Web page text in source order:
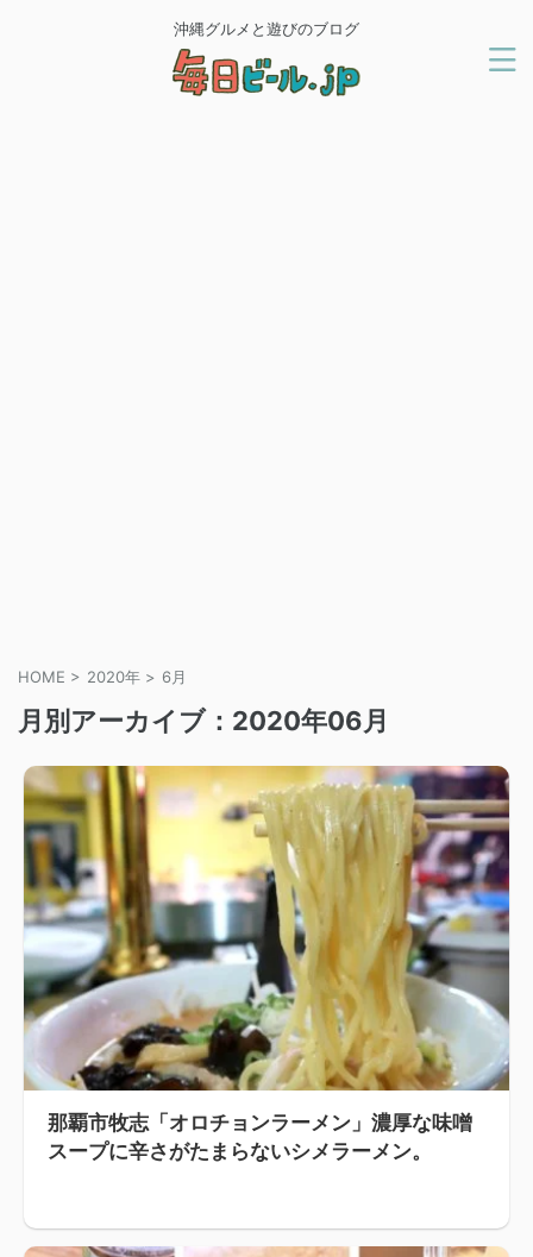
沖縄グルメと遊びのブログ
HOME > 2020年 > 6月
月別アーカイブ：2020年06月
那覇市牧志「オロチョンラーメン」濃厚な味噌
スープに辛さがたまらないシメラーメン。